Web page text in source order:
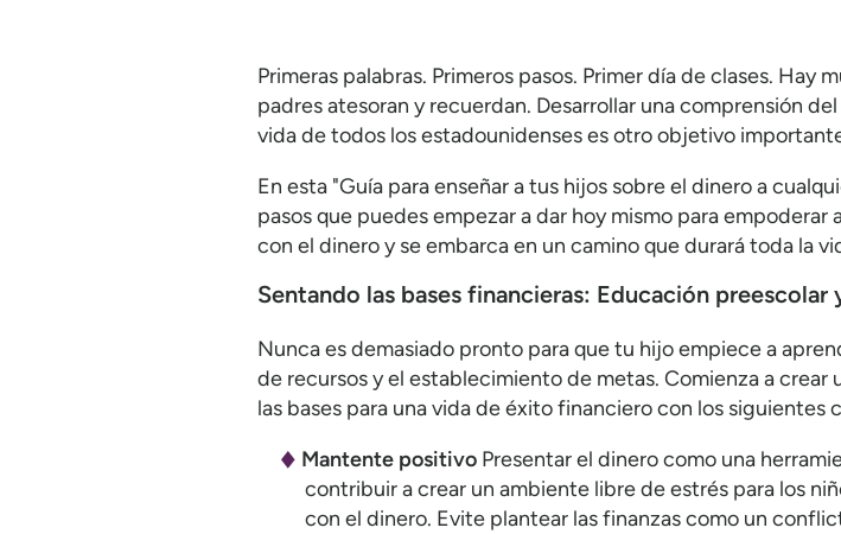
Primeras palabras. Primeros pasos. Primer día de clases.
padres atesoran y recuerdan. Desarrollar una comprensión
vida de todos los estadounidenses es otro objetivo
En esta "Guía para enseñar a tus hijos sobre el dinero a
pasos que puedes empezar a dar hoy mismo para
con el dinero y se embarca en un camino que durará toda la
Sentando las bases financieras: Educación preescolar
Nunca es demasiado pronto para que tu hijo empiece a
de recursos y el establecimiento de metas. Comienza a
las bases para una vida de éxito financiero con los siguientes
Mantente positivo Presentar el dinero como una
contribuir a crear un ambiente libre de estrés para los
con el dinero. Evite plantear las finanzas como un